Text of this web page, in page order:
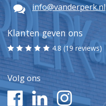
info@vanderperk.nl
Klanten geven ons
4.8 (19 reviews)
Volg ons